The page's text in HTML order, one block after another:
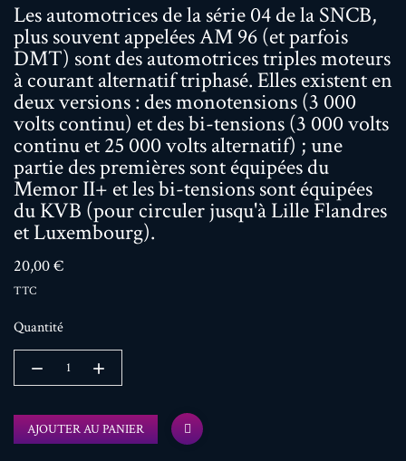
Les automotrices de la série 04 de la SNCB,
plus souvent appelées AM 96 (et parfois
DMT) sont des automotrices triples moteurs
à courant alternatif triphasé. Elles existent en
deux versions : des monotensions (3 000
volts continu) et des bi-tensions (3 000 volts
continu et 25 000 volts alternatif) ; une
partie des premières sont équipées du
Memor II+ et les bi-tensions sont équipées
du KVB (pour circuler jusqu'à Lille Flandres
et Luxembourg).
20,00 €
TTC
Quantité
AJOUTER AU PANIER